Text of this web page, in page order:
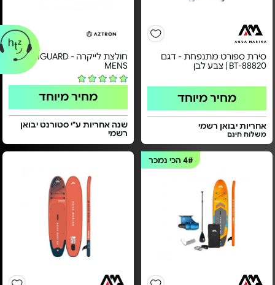
סירת ספורט מתנפחת - דגם
BT-88820 | צבע לבן
מחיר מיוחד
אחריות יבואן רשמי
משלוח חינם
חולצת לייקרה - RASHGUARD
MENS
מחיר מיוחד
שנה אחריות ע"י סטורנט יבואן
רשמי
4#הכי נמכר